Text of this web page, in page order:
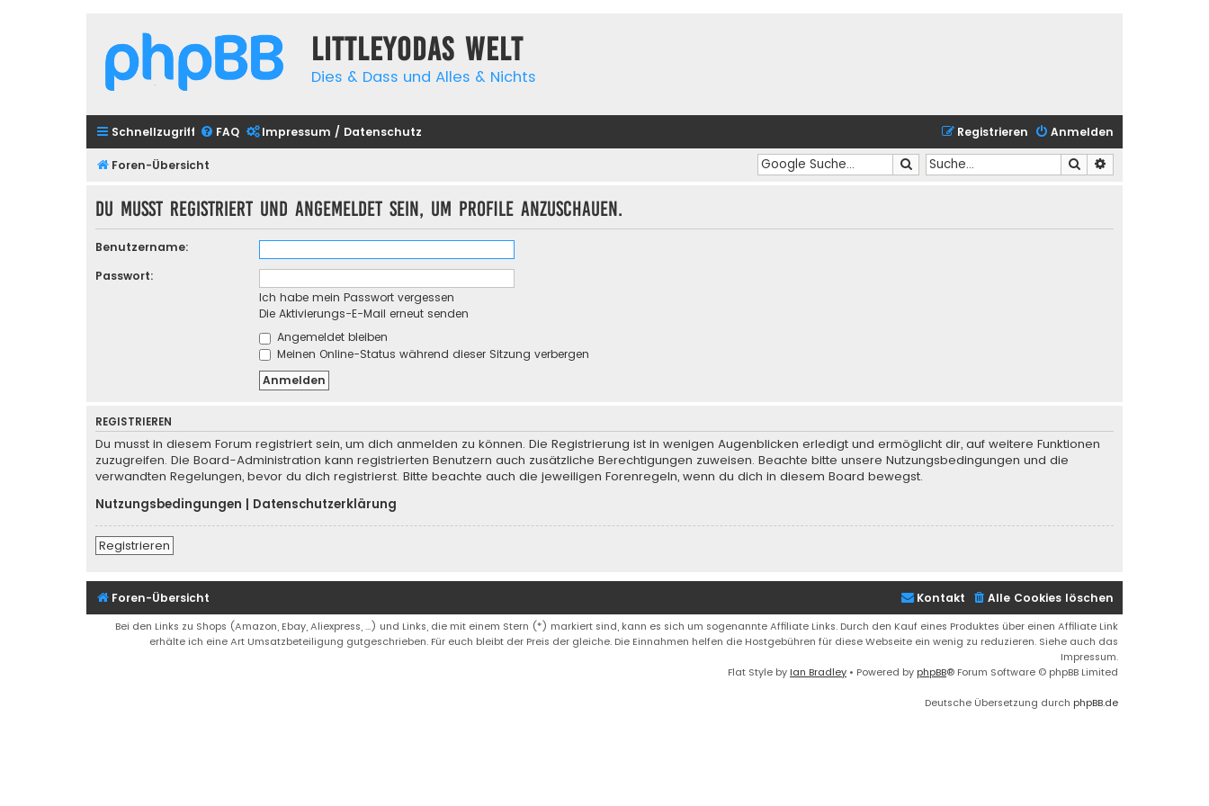
Littleyodas Welt
Dies & Dass und Alles & Nichts
Schnellzugriff FAQ Impressum / Datenschutz Anmelden
Registrieren
Foren-Übersicht Suche
Suche
Du musst registriert und angemeldet sein, um Profile anzuschauen.
Benutzername:
Passwort:
Ich habe mein Passwort vergessen
Die Aktivierungs-E-Mail erneut senden
Angemeldet bleiben
Meinen Online-Status während dieser Sitzung verbergen
REGISTRIEREN
Du musst in diesem Forum registriert sein, um dich anmelden zu können. Die Registrierung ist in wenigen Augenblicken erledigt und ermöglicht dir, auf weitere Funktionen
zuzugreifen. Die Board-Administration kann registrierten Benutzern auch zusätzliche Berechtigungen zuweisen. Beachte bitte unsere Nutzungsbedingungen und die
verwandten Regelungen, bevor du dich registrierst. Bitte beachte auch die jeweiligen Forenregeln, wenn du dich in diesem Board bewegst.
Nutzungsbedingungen
Datenschutzerklärung
Registrieren
Foren-Übersicht Alle Cookies löschen
Kontakt
Bei den Links zu Shops (Amazon, Ebay, Aliexpress, ...) und Links, die mit einem Stern (*) markiert sind, kann es sich um sogenannte Affiliate Links. Durch den Kauf eines Produktes über einen Affiliate Link
erhälte ich eine Art Umsatzbeteiligung gutgeschrieben. Für euch bleibt der Preis der gleiche. Die Einnahmen helfen die Hostgebühren für diese Webseite ein wenig zu reduzieren. Siehe auch das
Impressum.
Flat Style by Ian Bradley • Powered by phpBB® Forum Software © phpBB Limited
Deutsche Übersetzung durch phpBB.de